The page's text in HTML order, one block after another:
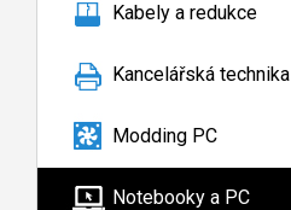
Kabely a redukce
Kancelářská technika
Modding PC
Notebooky a PC